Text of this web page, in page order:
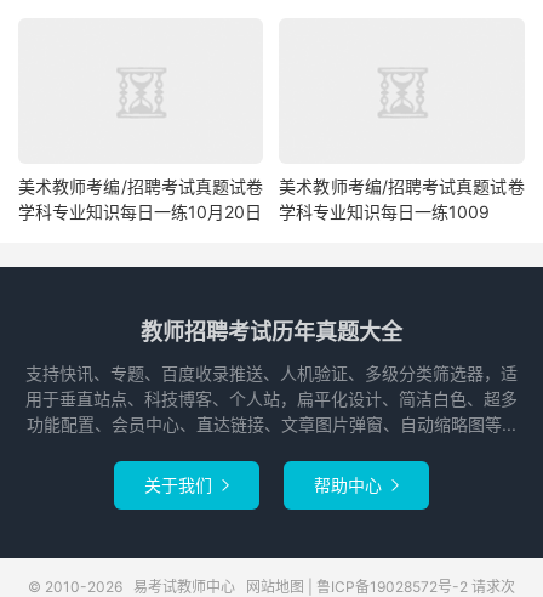
美术教师考编/招聘考试真题试卷
学科专业知识每日一练10月20日
美术教师考编/招聘考试真题试卷
学科专业知识每日一练1009
教师招聘考试历年真题大全
支持快讯、专题、百度收录推送、人机验证、多级分类筛选器，适
用于垂直站点、科技博客、个人站，扁平化设计、简洁白色、超多
功能配置、会员中心、直达链接、文章图片弹窗、自动缩略图等...
关于我们  帮助中心 
© 2010-2026 易考试教师中心 网站地图 鲁ICP备19028572号-2 请求次